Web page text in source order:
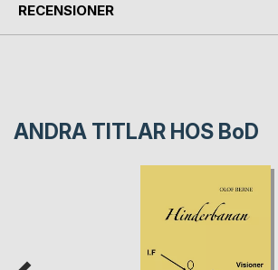
RECENSIONER
ANDRA TITLAR HOS BoD